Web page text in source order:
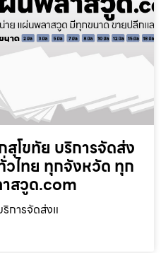
โขทัย บริการจัดส่ง
ไทย ทุกจังหวัด ทุก
สวูด.com
การจัดส่งแ